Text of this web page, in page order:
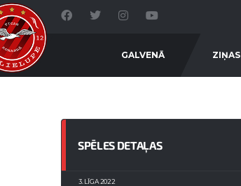
GALVENĀ ZIŅAS
SPĒLES DETAĻAS
3. LĪGA 2022